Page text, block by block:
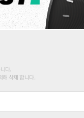
다.
해 삭제 합니다.